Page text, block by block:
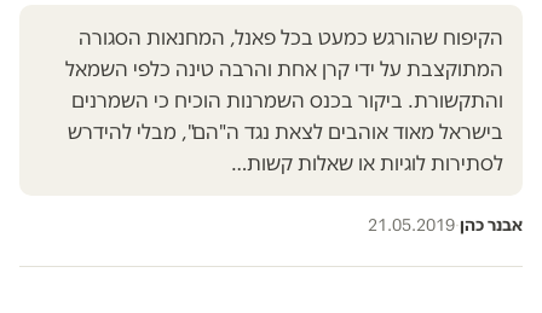
הקיפוח שהורגש כמעט בכל פאנל, המחנאות הסגורה
המתוקצבת על ידי קרן אחת והרבה טינה כלפי השמאל
והתקשורת. ביקור בכנס השמרנות הוכיח כי השמרנים
בישראל מאוד אוהבים לצאת נגד ה"הם", מבלי להידרש
לסתירות לוגיות או שאלות קשות…
אבנר כהן·
21.05.2019